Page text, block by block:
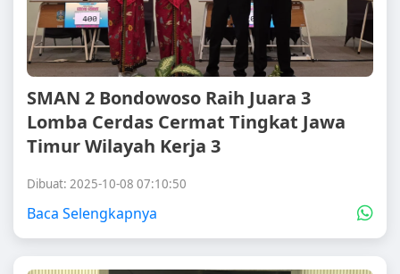
SMAN 2 Bondowoso Raih Juara 3
Lomba Cerdas Cermat Tingkat Jawa
Timur Wilayah Kerja 3
Dibuat: 2025-10-08 07:10:50
Baca Selengkapnya